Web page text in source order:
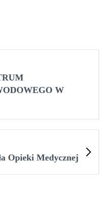
W
Opieki Medycznej